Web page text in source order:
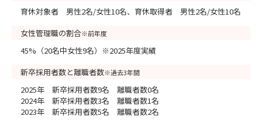
育休対象者 男性2名/女性10名、育休取得者 男性2名/女性10名
女性管理職の割合※前年度
45%（20名中女性9名）※2025年度実績
新卒採用者数と離職者数※過去3年間
2025年 新卒採用者数9名 離職者数0名
2024年 新卒採用者数3名 離職者数1名
2023年 新卒採用者数5名 離職者数2名